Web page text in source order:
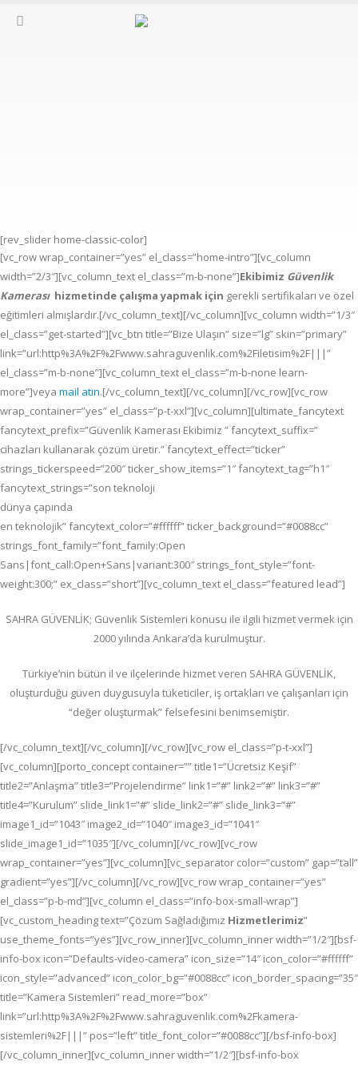
[rev_slider home-classic-color]
[vc_row wrap_container=”yes” el_class=”home-intro”][vc_column
width=”2/3″][vc_column_text el_class=”m-b-none”]Ekibimiz Güvenlik
Kamerasıhizmetinde çalışma yapmak için gerekli sertifikaları ve özel
eğitimleri almışlardır.[/vc_column_text][/vc_column][vc_column width=”1/3″
el_class=”get-started”][vc_btn title=”Bize Ulaşın” size=”lg” skin=”primary”
link=”url:http%3A%2F%2Fwww.sahraguvenlik.com%2Filetisim%2F|||”
el_class=”m-b-none”][vc_column_text el_class=”m-b-none learn-
more”]veya mail atın.[/vc_column_text][/vc_column][/vc_row][vc_row
wrap_container=”yes” el_class=”p-t-xxl”][vc_column][ultimate_fancytext
fancytext_prefix=”Güvenlik Kamerası Ekibimiz ” fancytext_suffix=”
cihazları kullanarak çözüm üretir.” fancytext_effect=”ticker”
strings_tickerspeed=”200″ ticker_show_items=”1″ fancytext_tag=”h1″
fancytext_strings=”son teknoloji
dünya çapında
en teknolojik” fancytext_color=”#ffffff” ticker_background=”#0088cc”
strings_font_family=”font_family:Open
Sans|font_call:Open+Sans|variant:300″ strings_font_style=”font-
weight:300;” ex_class=”short”][vc_column_text el_class=”featured lead”]
SAHRA GÜVENLİK; Güvenlik Sistemleri konusu ile ilgili hizmet vermek için
2000 yılında Ankara’da kurulmuştur.
Türkiye’nin bütün il ve ilçelerinde hizmet veren SAHRA GÜVENLİK,
oluşturduğu güven duygusuyla tüketiciler, iş ortakları ve çalışanları için
“değer oluşturmak” felsefesini benimsemiştir.
[/vc_column_text][/vc_column][/vc_row][vc_row el_class=”p-t-xxl”]
[vc_column][porto_concept container=”” title1=”Ücretsiz Keşif”
title2=”Anlaşma” title3=”Projelendirme” link1=”#” link2=”#” link3=”#”
title4=”Kurulum” slide_link1=”#” slide_link2=”#” slide_link3=”#”
image1_id=”1043″ image2_id=”1040″ image3_id=”1041″
slide_image1_id=”1035″][/vc_column][/vc_row][vc_row
wrap_container=”yes”][vc_column][vc_separator color=”custom” gap=”tall”
gradient=”yes”][/vc_column][/vc_row][vc_row wrap_container=”yes”
el_class=”p-b-md”][vc_column el_class=”info-box-small-wrap”]
[vc_custom_heading text=”Çözüm Sağladığımız Hizmetlerimiz”
use_theme_fonts=”yes”][vc_row_inner][vc_column_inner width=”1/2″][bsf-
info-box icon=”Defaults-video-camera” icon_size=”14″ icon_color=”#ffffff”
icon_style=”advanced” icon_color_bg=”#0088cc” icon_border_spacing=”35″
title=”Kamera Sistemleri” read_more=”box”
link=”url:http%3A%2F%2Fwww.sahraguvenlik.com%2Fkamera-
sistemleri%2F|||” pos=”left” title_font_color=”#0088cc”][/bsf-info-box]
[/vc_column_inner][vc_column_inner width=”1/2″][bsf-info-box